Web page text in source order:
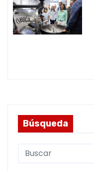
Búsqueda